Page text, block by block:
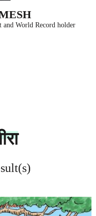
World Record holder